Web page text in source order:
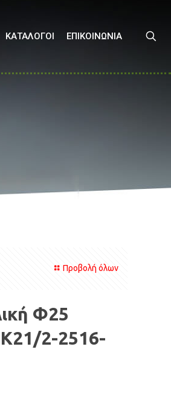
ΚΑΤΑΛΟΓΟΙ ΕΠΙΚΟΙΝΩΝΙΑ
Προβολή όλων
Φ25
2-2516-